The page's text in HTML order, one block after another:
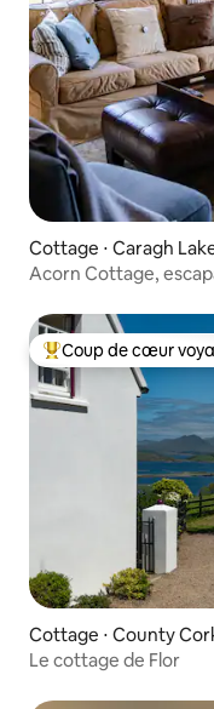
Cottage ⋅ Caragh
Acorn Cottage,
Coups de cœur
Coup de cœur
Cottage ⋅ County
Le cottage de Flor